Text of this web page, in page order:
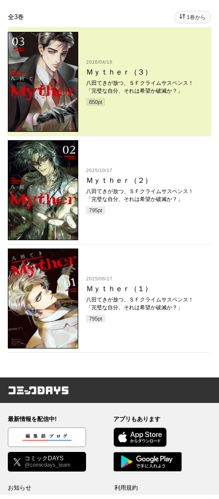
全3巻 1巻から
2026/04/16
Ｍｙｔｈｅｒ（３）
八田てきが放つ、ＳＦクライムサスペンス！
「完璧な自分、それは希望か破滅か？」
850pt
2025/10/17
Ｍｙｔｈｅｒ（２）
八田てきが放つ、ＳＦクライムサスペンス！
「完璧な自分、それは希望か破滅か？」
795pt
2025/06/17
Ｍｙｔｈｅｒ（１）
八田てきが放つ、ＳＦクライムサスペンス！
「完璧な自分、それは希望か破滅か？」
795pt
コミックDAYS
最新情報を配信中!
編集部ブログ
コミックDAYS
@comicdays_team
アプリもあります
お知らせ
利用規約